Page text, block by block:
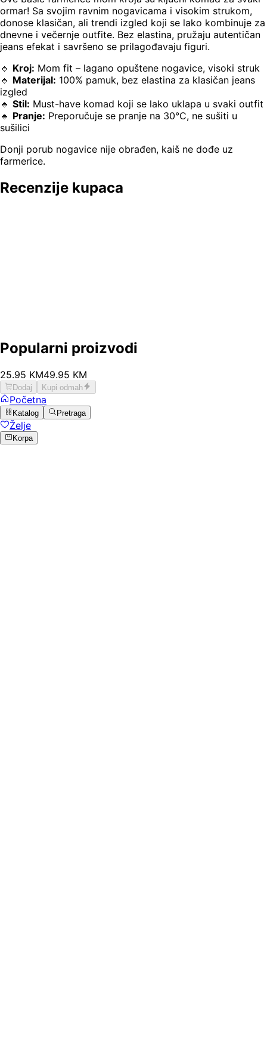
ormar! Sa svojim ravnim nogavicama i visokim strukom,
donose klasičan, ali trendi izgled koji se lako kombinuje za
dnevne i večernje outfite. Bez elastina, pružaju autentičan
jeans efekat i savršeno se prilagođavaju figuri.
🔹 Kroj: Mom fit – lagano opuštene nogavice, visoki struk
🔹 Materijal: 100% pamuk, bez elastina za klasičan jeans
izgled
🔹 Stil: Must-have komad koji se lako uklapa u svaki outfit
🔹 Pranje: Preporučuje se pranje na 30°C, ne sušiti u
sušilici
Donji porub nogavice nije obrađen, kaiš ne dođe uz
farmerice.
Recenzije kupaca
Popularni proizvodi
25.95 KM49.95 KM
Dodaj Kupi odmah
Početna
Katalog Pretraga
Želje
Korpa